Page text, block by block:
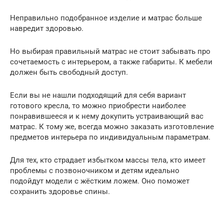
Неправильно подобранное изделие и матрас больше
навредит здоровью.
Но выбирая правильный матрас не стоит забывать про
сочетаемость с интерьером, а также габариты. К мебели
должен быть свободный доступ.
Если вы не нашли подходящий для себя вариант
готового кресла, то можно приобрести наиболее
понравившееся и к нему докупить устраивающий вас
матрас. К тому же, всегда можно заказать изготовление
предметов интерьера по индивидуальным параметрам.
Для тех, кто страдает избытком массы тела, кто имеет
проблемы с позвоночником и детям идеально
подойдут модели с жёстким ложем. Оно поможет
сохранить здоровье спины.